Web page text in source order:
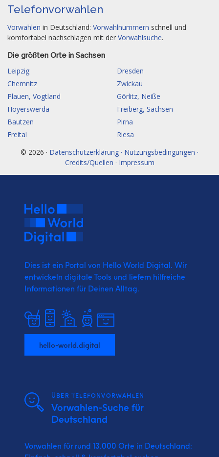
Telefonvorwahlen
Vorwahlen in Deutschland: Vorwahlnummern schnell und
komfortabel nachschlagen mit der Vorwahlsuche.
Die größten Orte in Sachsen
Leipzig
Dresden
Chemnitz
Zwickau
Plauen, Vogtland
Görlitz, Neiße
Hoyerswerda
Freiberg, Sachsen
Bautzen
Pirna
Freital
Riesa
© 2026 · Datenschutzerklärung · Nutzungsbedingungen ·
Credits/Quellen · Impressum
Dies ist ein Portal von Hello World Digital. Wir
entwickeln digitale Tools und liefern hilfreiche
Informationen für Deinen Alltag.
hello-world.digital
ÜBER TELEFONVORWAHLEN
Vorwahlen-Suche für
Deutschland
Vorwahlen für rund 13.000 Orte in Deutschland: